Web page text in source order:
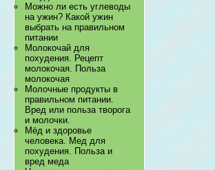
Можно ли есть углеводы
на ужин? Какой ужин
выбрать на правильном
питании
Молокочай для
похудения. Рецепт
молокочая. Польза
молокочая
Молочные продукты в
правильном питании.
Вред или польза творога
и молочки.
Мёд и здоровье
человека. Мед для
похудения. Польза и
вред меда